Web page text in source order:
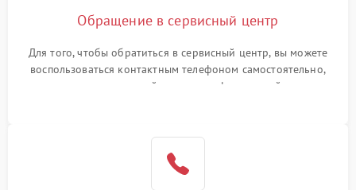
Обращение в сервисный центр
Для того, чтобы обратиться в сервисный центр, вы можете
воспользоваться контактным телефоном самостоятельно,
или оставить свой номер телефона на сайте